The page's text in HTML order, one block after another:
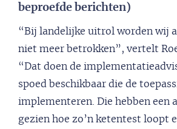
beproefde berichten)
“Bij landelijke uitrol worden wij
niet meer betrokken”, vertelt
“Dat doen de
spoed beschikbaar die de
implementeren. Die hebben een
gezien hoe zo’n ketentest loopt